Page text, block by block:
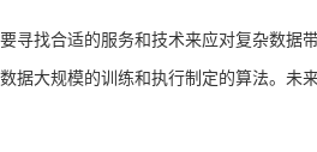
寻找合适的服务和技术来应对复杂数据
据大规模的训练和执行制定的算法。未